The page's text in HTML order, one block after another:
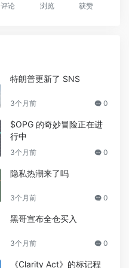
评论 浏览 获赞
特朗普更新了 SNS
3个月前 0
$OPG 的奇妙冒险正在进
行中
3个月前 0
隐私热潮来了吗
3个月前 0
黑哥宣布全仓买入
3个月前 0
《Clarity Act》的标记程